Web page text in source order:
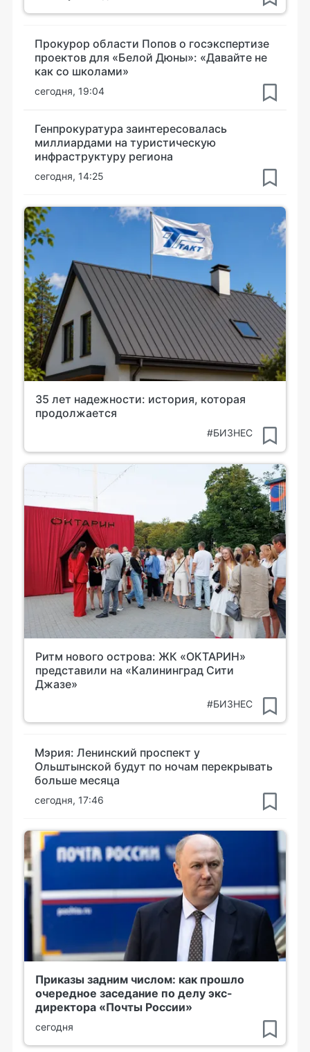
Прокурор области Попов о госэкспертизе
проектов для «Белой Дюны»: «Давайте не
как со школами»
сегодня, 19:04
Генпрокуратура заинтересовалась
миллиардами на туристическую
инфраструктуру региона
сегодня, 14:25
35 лет надежности: история, которая
продолжается
#БИЗНЕС
Ритм нового острова: ЖК «ОКТАРИН»
представили на «Калининград Сити
Джазе»
#БИЗНЕС
Мэрия: Ленинский проспект у
Ольштынской будут по ночам перекрывать
больше месяца
сегодня, 17:46
Приказы задним числом: как прошло
очередное заседание по делу экс-
директора «Почты России»
сегодня